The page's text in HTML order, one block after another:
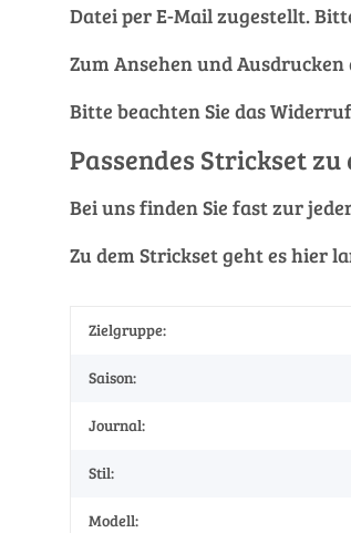
Datei per E-Mail zugestellt.
Zum Ansehen und
Bitte beachten Sie das
Passendes Strickset
Bei uns finden Sie fast zur
Zu dem Strickset geht es hier
Zielgruppe:
Saison:
Journal:
Stil:
Modell: